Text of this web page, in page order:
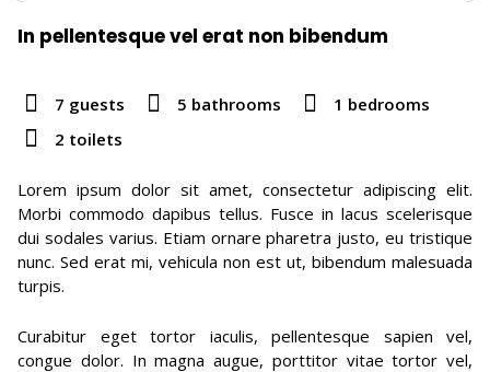
In pellentesque vel erat non bibendum
7 guests 5 bathrooms
1 bedrooms
2 toilets
Lorem ipsum dolor sit amet, consectetur adipiscing elit.
Morbi commodo dapibus tellus. Fusce in lacus scelerisque
dui sodales varius. Etiam ornare pharetra justo, eu tristique
nunc. Sed erat mi, vehicula non est ut, bibendum malesuada
turpis.
Curabitur eget tortor iaculis, pellentesque sapien vel,
congue dolor. In magna augue, porttitor vitae tortor vel,